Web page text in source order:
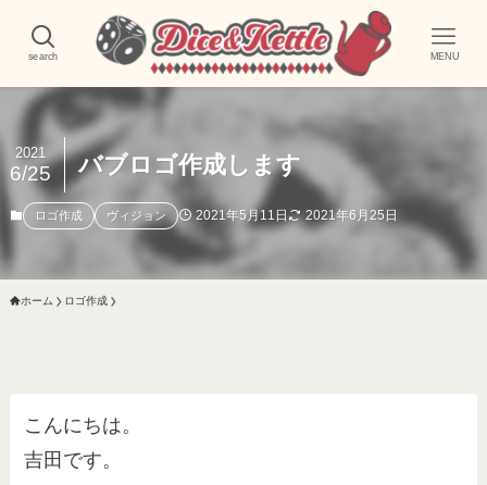
search MENU
バブロゴ作成します
2021
6/25
ロゴ作成 ヴィジョン 2021年5月11日 2021年6月25日
ホーム ロゴ作成
こんにちは。
吉田です。